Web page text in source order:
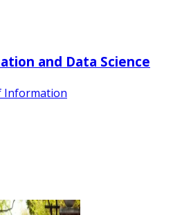
and Data Science
Information